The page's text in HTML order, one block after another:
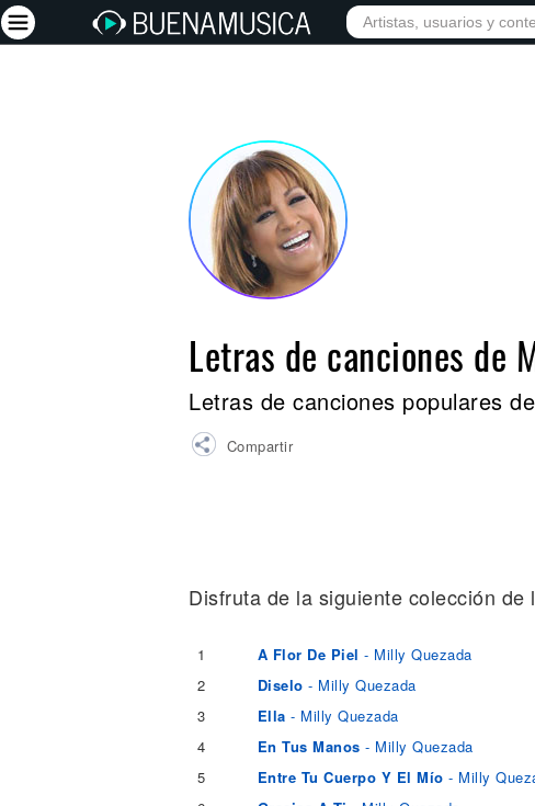
INICIO ARTISTAS RED
Letras de canciones de
Letras de canciones populares
Compartir
Disfruta de la siguiente colección
1 A Flor De Piel - Milly Quezada
2
Diselo - Milly Quezada
3
Ella - Milly Quezada
4
En Tus Manos - Milly Quezada
5
Entre Tu Cuerpo Y El Mío - Milly